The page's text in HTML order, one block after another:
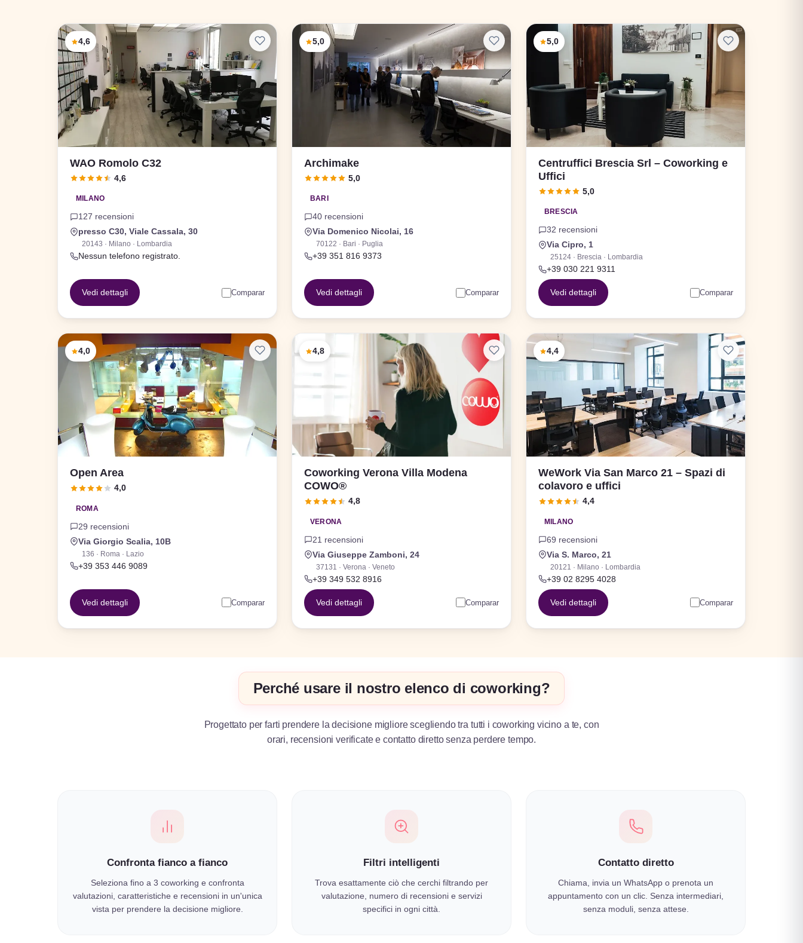
4,6
WAO Romolo C32
4,6
MILANO
127 recensioni
presso C30, Viale Cassala, 30
20143 · Milano · Lombardia
Nessun telefono registrato.
Vedi dettagli Comparar
5,0
Archimake
5,0
BARI
40 recensioni
Via Domenico Nicolai, 16
70122 · Bari · Puglia
+39 351 816 9373
Vedi dettagli Comparar
5,0
Centruffici Brescia Srl – Coworking e
Uffici
5,0
BRESCIA
32 recensioni
Via Cipro, 1
25124 · Brescia · Lombardia
+39 030 221 9311
Vedi dettagli Comparar
4,0
Open Area
4,0
ROMA
29 recensioni
Via Giorgio Scalia, 10B
136 · Roma · Lazio
+39 353 446 9089
Vedi dettagli Comparar
4,8
Coworking Verona Villa Modena
COWO®
4,8
VERONA
21 recensioni
Via Giuseppe Zamboni, 24
37131 · Verona · Veneto
+39 349 532 8916
Vedi dettagli Comparar
4,4
WeWork Via San Marco 21 – Spazi di
colavoro e uffici
4,4
MILANO
69 recensioni
Via S. Marco, 21
20121 · Milano · Lombardia
+39 02 8295 4028
Vedi dettagli Comparar
Perché usare il nostro elenco di coworking?
Progettato per farti prendere la decisione migliore scegliendo tra tutti i coworking vicino a te, con
orari, recensioni verificate e contatto diretto senza perdere tempo.
Confronta fianco a fianco
Seleziona fino a 3 coworking e confronta
valutazioni, caratteristiche e recensioni in un'unica
vista per prendere la decisione migliore.
Filtri intelligenti
Trova esattamente ciò che cerchi filtrando per
valutazione, numero di recensioni e servizi
specifici in ogni città.
Contatto diretto
Chiama, invia un WhatsApp o prenota un
appuntamento con un clic. Senza intermediari,
senza moduli, senza attese.